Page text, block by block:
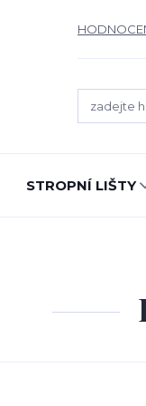
STROPNÍ LIŠTY